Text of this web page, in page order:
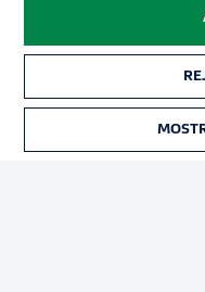
Gerir preferências
Termos de uso